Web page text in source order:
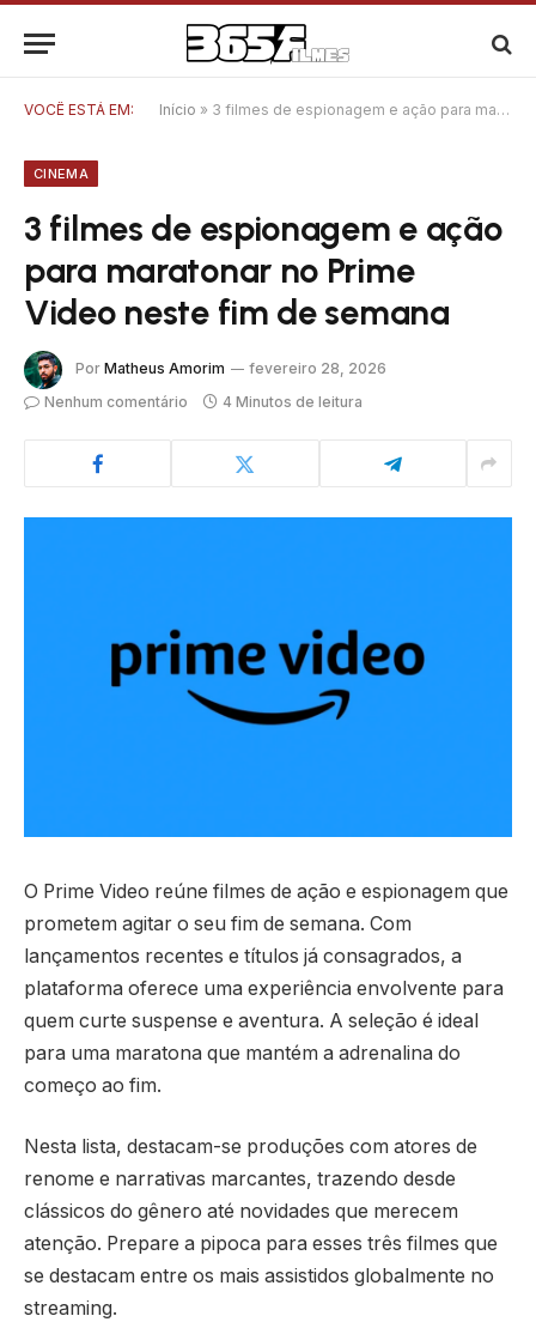
VOCÊ ESTÁ EM: Início » 3 filmes de espionagem e ação para maratonar no Prime Video neste fim de semana
CINEMA
3 filmes de espionagem e ação
para maratonar no Prime
Video neste fim de semana
Por Matheus Amorim
fevereiro 28, 2026
Nenhum comentário
4 Minutos de leitura
O Prime Video reúne filmes de ação e espionagem que
prometem agitar o seu fim de semana. Com
lançamentos recentes e títulos já consagrados, a
plataforma oferece uma experiência envolvente para
quem curte suspense e aventura. A seleção é ideal
para uma maratona que mantém a adrenalina do
começo ao fim.
Nesta lista, destacam-se produções com atores de
renome e narrativas marcantes, trazendo desde
clássicos do gênero até novidades que merecem
atenção. Prepare a pipoca para esses três filmes que
se destacam entre os mais assistidos globalmente no
streaming.